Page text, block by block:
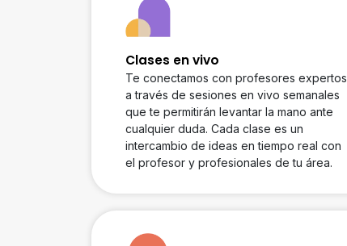
Clases en vivo
Te conectamos con profesores expertos
a través de sesiones en vivo semanales
que te permitirán levantar la mano ante
cualquier duda. Cada clase es un
intercambio de ideas en tiempo real con
el profesor y profesionales de tu área.